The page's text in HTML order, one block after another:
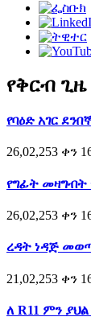
የቅርብ
የባዕድ አገር
26,02,253 ቀን
የግፊት መዛግብት
26,02,253 ቀን
ረዳት ነዳጅ
21,02,253 ቀን
ለ R11 ምን